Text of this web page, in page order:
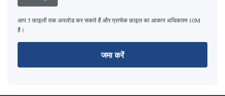
आप 5 फ़ाइलों तक अपलोड कर सकते हैं और प्रत्येक फ़ाइल का आकार अधिकतम 10M
है।
जमा करें